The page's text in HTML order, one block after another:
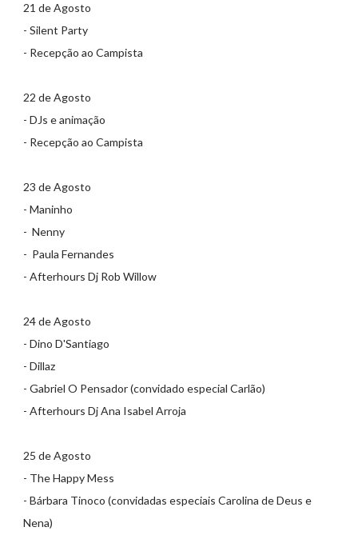
21 de Agosto
- Silent Party
- Recepção ao Campista
22 de Agosto
- DJs e animação
- Recepção ao Campista
23 de Agosto
- Maninho
- Nenny
- Paula Fernandes
- Afterhours Dj Rob Willow
24 de Agosto
- Dino D'Santiago
- Dillaz
- Gabriel O Pensador (convidado especial Carlão)
- Afterhours Dj Ana Isabel Arroja
25 de Agosto
- The Happy Mess
- Bárbara Tinoco (convidadas especiais Carolina de Deus e
Nena)